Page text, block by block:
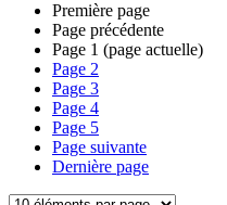
Première page
Page précédente
Page 1 (page actuelle)
Page 2
Page 3
Page 4
Page 5
Page suivante
Dernière page